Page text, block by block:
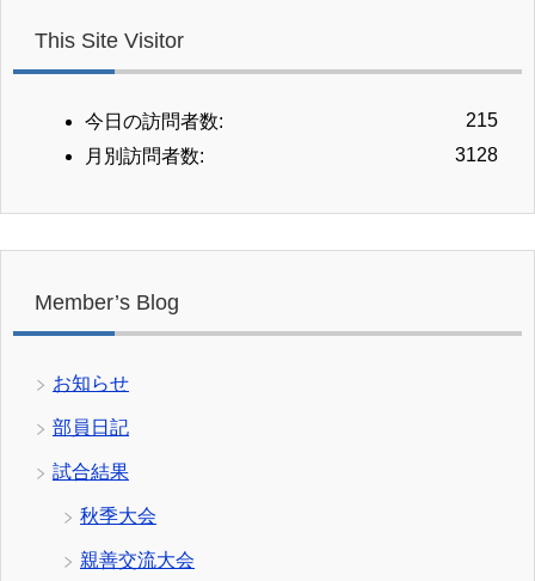
This Site Visitor
215
今日の訪問者数:
3128
月別訪問者数:
Member’s Blog
お知らせ
部員日記
試合結果
秋季大会
親善交流大会